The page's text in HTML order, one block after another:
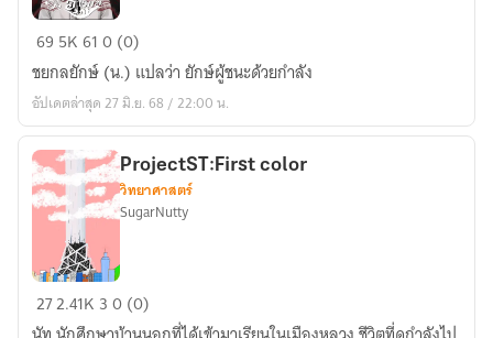
ราพณ์
อารักษ์
69 5K610 (0)
ชยกลยักษ์ (น.) แปลว่า ยักษ์ผู้ชนะด้วยกำลัง
อัปเดตล่าสุด 27 มิ.ย. 68 / 22:00 น.
ProjectST:First
color
ProjectST:First color
วิทยาศาสตร์
SugarNutty
272.41K 30 (0)